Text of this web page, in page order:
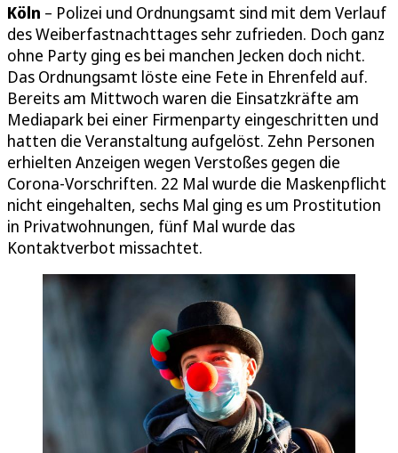
Köln – Polizei und Ordnungsamt sind mit dem Verlauf
des Weiberfastnachttages sehr zufrieden. Doch ganz
ohne Party ging es bei manchen Jecken doch nicht.
Das Ordnungsamt löste eine Fete in Ehrenfeld auf.
Bereits am Mittwoch waren die Einsatzkräfte am
Mediapark bei einer Firmenparty eingeschritten und
hatten die Veranstaltung aufgelöst. Zehn Personen
erhielten Anzeigen wegen Verstoßes gegen die
Corona-Vorschriften. 22 Mal wurde die Maskenpflicht
nicht eingehalten, sechs Mal ging es um Prostitution
in Privatwohnungen, fünf Mal wurde das
Kontaktverbot missachtet.